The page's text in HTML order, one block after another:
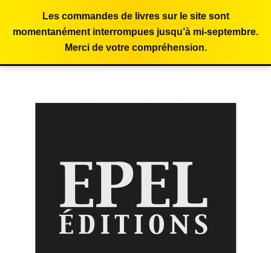
Les commandes de livres sur le site sont
momentanément interrompues jusqu’à mi-septembre.
Merci de votre compréhension.